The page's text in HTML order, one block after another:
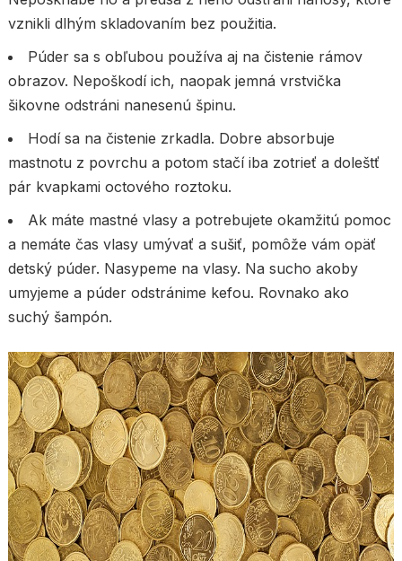
vznikli dlhým skladovaním bez použitia.
Púder sa s obľubou používa aj na čistenie rámov
obrazov. Nepoškodí ich, naopak jemná vrstvička
šikovne odstráni nanesenú špinu.
Hodí sa na čistenie zrkadla. Dobre absorbuje
mastnotu z povrchu a potom stačí iba zotrieť a doleštť
pár kvapkami octového roztoku.
Ak máte mastné vlasy a potrebujete okamžitú pomoc
a nemáte čas vlasy umývať a sušiť, pomôže vám opäť
detský púder. Nasypeme na vlasy. Na sucho akoby
umyjeme a púder odstránime kefou. Rovnako ako
suchý šampón.